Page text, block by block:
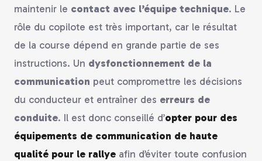
maintenir le contact avec l’équipe technique. Le
rôle du copilote est très important, car le résultat
de la course dépend en grande partie de ses
instructions. Un dysfonctionnement de la
communication peut compromettre les décisions
du conducteur et entraîner des erreurs de
conduite. Il est donc conseillé d’opter pour des
équipements de communication de haute
qualité pour le rallye afin d’éviter toute confusion